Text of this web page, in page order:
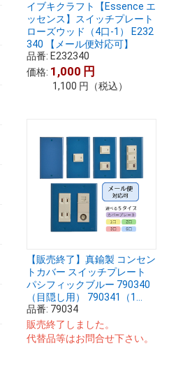
イブキクラフト【Essence エ
ッセンス】スイッチプレート
ローズウッド（4口-1） E232
340 【メール便対応可】
品番: E232340
価格: 1,000 円
1,100 円 （税込）
【販売終了】真鍮製 コンセン
トカバー スイッチプレート
パシフィックブルー 790340
（目隠し用） 790341（1...
品番: 79034
販売終了しました。
代替品等はお問合せ下さい。